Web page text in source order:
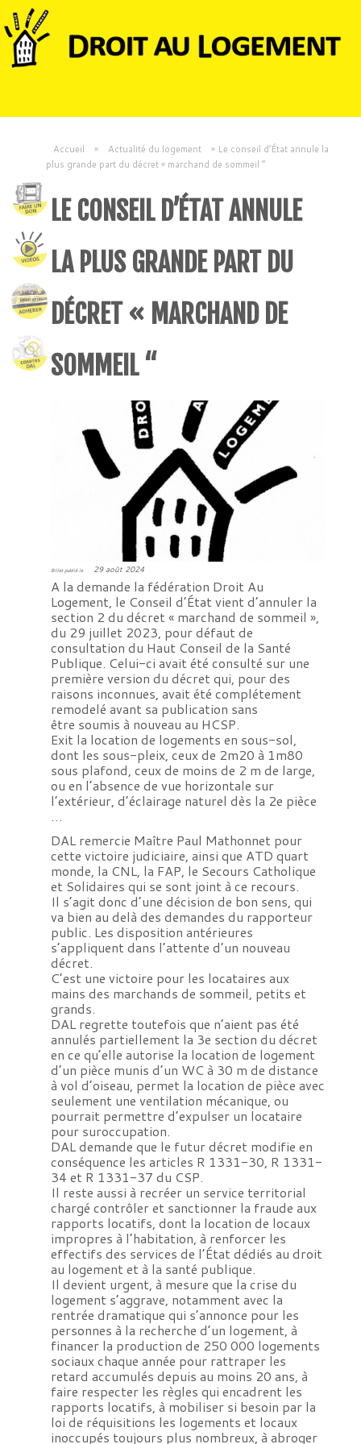
Accueil » Actualité du logement » Le conseil d’État annule la
plus grande part du décret « marchand de sommeil “
LE CONSEIL D’ÉTAT ANNULE
LA PLUS GRANDE PART DU
DÉCRET « MARCHAND DE
SOMMEIL “
Billet publié le 29 août 2024
A la demande la fédération Droit Au
Logement, le Conseil d’État vient d’annuler la
section 2 du décret « marchand de sommeil »,
du 29 juillet 2023, pour défaut de
consultation du Haut Conseil de la Santé
Publique. Celui-ci avait été consulté sur une
première version du décret qui, pour des
raisons inconnues, avait été complétement
remodelé avant sa publication sans
être soumis à nouveau au HCSP.
Exit la location de logements en sous-sol,
dont les sous-pleix, ceux de 2m20 à 1m80
sous plafond, ceux de moins de 2 m de large,
ou en l’absence de vue horizontale sur
l’extérieur, d’éclairage naturel dès la 2e pièce
DAL remercie Maître Paul Mathonnet pour
cette victoire judiciaire, ainsi que ATD quart
monde, la CNL, la FAP, le Secours Catholique
et Solidaires qui se sont joint à ce recours.
Il s’agit donc d’une décision de bon sens, qui
va bien au delà des demandes du rapporteur
public. Les disposition antérieures
s’appliquent dans l’attente d’un nouveau
décret.
C’est une victoire pour les locataires aux
mains des marchands de sommeil, petits et
grands.
DAL regrette toutefois que n’aient pas été
annulés partiellement la 3e section du décret
en ce qu’elle autorise la location de logement
d’un pièce munis d’un WC à 30 m de distance
à vol d’oiseau, permet la location de pièce avec
seulement une ventilation mécanique, ou
pourrait permettre d’expulser un locataire
pour suroccupation.
DAL demande que le futur décret modifie en
conséquence les articles R 1331-30, R 1331-
34 et R 1331-37 du CSP.
Il reste aussi à recréer un service territorial
chargé contrôler et sanctionner la fraude aux
rapports locatifs, dont la location de locaux
impropres à l’habitation, à renforcer les
effectifs des services de l’État dédiés au droit
au logement et à la santé publique.
Il devient urgent, à mesure que la crise du
logement s’aggrave, notamment avec la
rentrée dramatique qui s’annonce pour les
personnes à la recherche d’un logement, à
financer la production de 250 000 logements
sociaux chaque année pour rattraper les
retard accumulés depuis au moins 20 ans, à
faire respecter les règles qui encadrent les
rapports locatifs, à mobiliser si besoin par la
loi de réquisitions les logements et locaux
inoccupés toujours plus nombreux, à abroger